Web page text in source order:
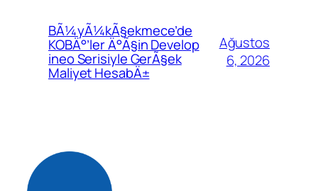
BÃ¼yÃ¼kÃ§ekmece’de
KOBÄ°’ler Ä°Ã§in Develop
ineo Serisiyle GerÃ§ek
Maliyet HesabÄ±
Ağustos
6, 2026